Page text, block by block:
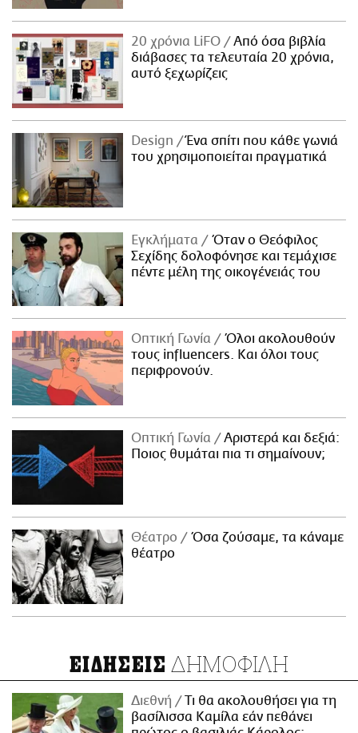
20 χρόνια LiFO
Από όσα βιβλία
διάβασες τα τελευταία 20 χρόνια,
αυτό ξεχωρίζεις
Design
Ένα σπίτι που κάθε γωνιά
του χρησιμοποιείται πραγματικά
Εγκλήματα
Όταν ο Θεόφιλος
Σεχίδης δολοφόνησε και τεμάχισε
πέντε μέλη της οικογένειάς του
Οπτική Γωνία
Όλοι ακολουθούν
τους influencers. Και όλοι τους
περιφρονούν.
Οπτική Γωνία
Αριστερά και δεξιά:
Ποιος θυμάται πια τι σημαίνουν;
Θέατρο
Όσα ζούσαμε, τα κάναμε
θέατρο
ΕΙΔΗΣΕΙΣ ΔΗΜΟΦΙΛΗ
Διεθνή
Τι θα ακολουθήσει για τη
βασίλισσα Καμίλα εάν πεθάνει